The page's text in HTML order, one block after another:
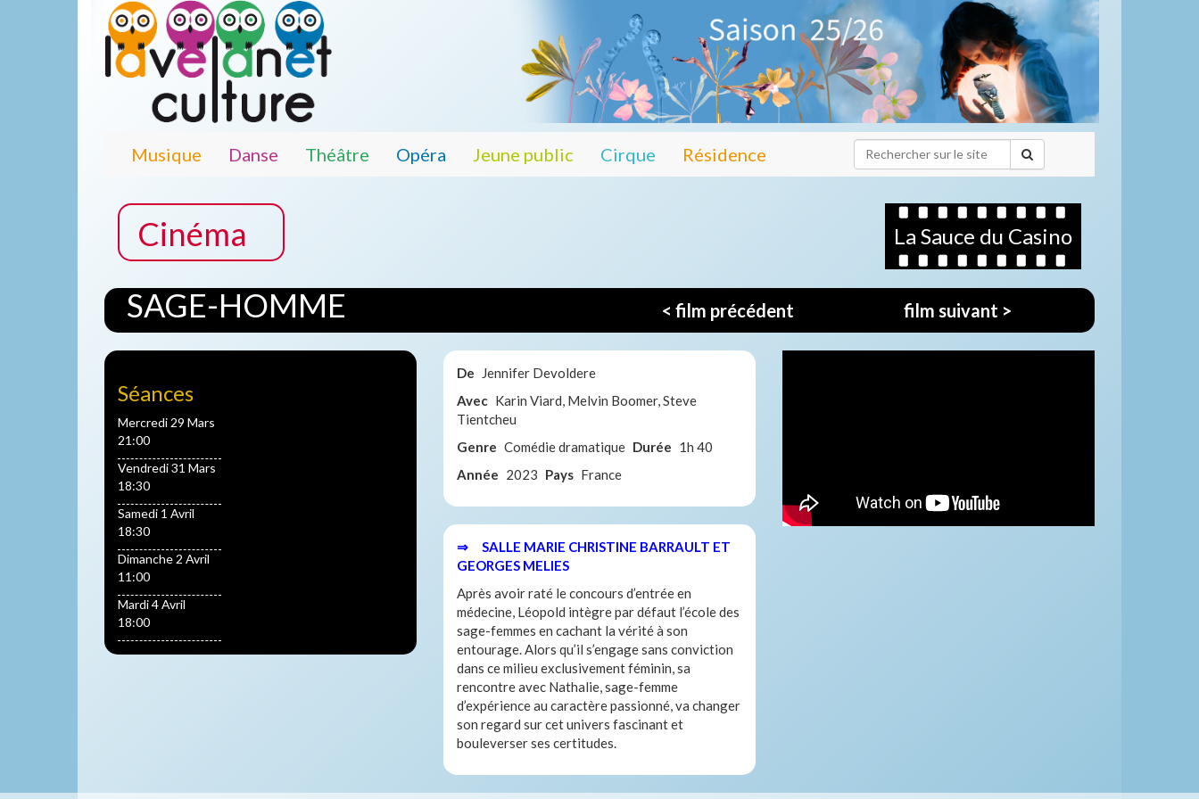
Musique Danse Théâtre Opéra Jeune public Cirque Résidence
Cinéma La Sauce du Casino
SAGE-HOMME < film précédent film suivant >
Séances
Mercredi 29 Mars
21:00
Vendredi 31 Mars
18:30
Samedi 1 Avril
18:30
Dimanche 2 Avril
11:00
Mardi 4 Avril
18:00
De
Jennifer Devoldere
Avec Karin Viard, Melvin Boomer, Steve
Tientcheu
Genre Comédie dramatique Durée 1h 40
Année 2023 Pays France
⇒ SALLE MARIE CHRISTINE BARRAULT ET
GEORGES MELIES
Après avoir raté le concours d’entrée en
médecine, Léopold intègre par défaut l’école des
sage-femmes en cachant la vérité à son
entourage. Alors qu’il s’engage sans conviction
dans ce milieu exclusivement féminin, sa
rencontre avec Nathalie, sage-femme
d’expérience au caractère passionné, va changer
son regard sur cet univers fascinant et
bouleverser ses certitudes.